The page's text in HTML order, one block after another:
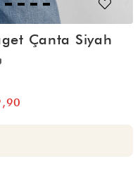
Çanta Siyah